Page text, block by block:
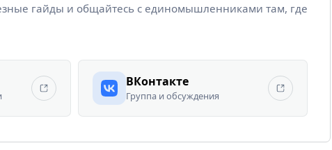
гайды и общайтесь с единомышленниками там, где
ВКонтакте
Группа и обсуждения